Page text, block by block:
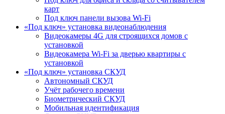
карт
Под ключ панели вызова Wi-Fi
«Под ключ» установка видеонаблюдения
Видеокамеры 4G для строящихся домов с
установкой
Видеокамера Wi-Fi за дверью квартиры с
установкой
«Под ключ» установка СКУД
Автономный СКУД
Учёт рабочего времени
Биометрический СКУД
Мобильная идентификация